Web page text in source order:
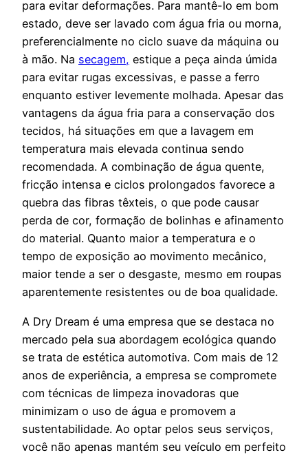
para evitar deformações. Para mantê-lo em bom
estado, deve ser lavado com água fria ou morna,
preferencialmente no ciclo suave da máquina ou
à mão. Na secagem, estique a peça ainda úmida
para evitar rugas excessivas, e passe a ferro
enquanto estiver levemente molhada. Apesar das
vantagens da água fria para a conservação dos
tecidos, há situações em que a lavagem em
temperatura mais elevada continua sendo
recomendada. A combinação de água quente,
fricção intensa e ciclos prolongados favorece a
quebra das fibras têxteis, o que pode causar
perda de cor, formação de bolinhas e afinamento
do material. Quanto maior a temperatura e o
tempo de exposição ao movimento mecânico,
maior tende a ser o desgaste, mesmo em roupas
aparentemente resistentes ou de boa qualidade.
A Dry Dream é uma empresa que se destaca no
mercado pela sua abordagem ecológica quando
se trata de estética automotiva. Com mais de 12
anos de experiência, a empresa se compromete
com técnicas de limpeza inovadoras que
minimizam o uso de água e promovem a
sustentabilidade. Ao optar pelos seus serviços,
você não apenas mantém seu veículo em perfeito